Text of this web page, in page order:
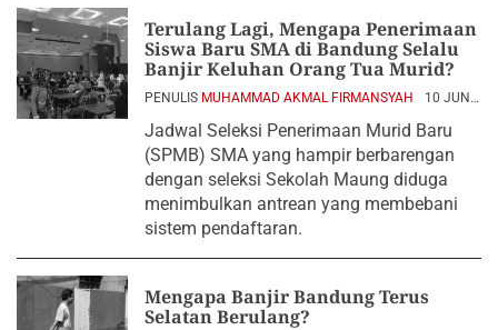
Terulang Lagi, Mengapa Penerimaan
Siswa Baru SMA di Bandung Selalu
Banjir Keluhan Orang Tua Murid?
PENULIS MUHAMMAD AKMAL FIRMANSYAH
10 JUNI
Jadwal Seleksi Penerimaan Murid Baru
(SPMB) SMA yang hampir berbarengan
dengan seleksi Sekolah Maung diduga
menimbulkan antrean yang membebani
sistem pendaftaran.
Mengapa Banjir Bandung Terus
Selatan Berulang?